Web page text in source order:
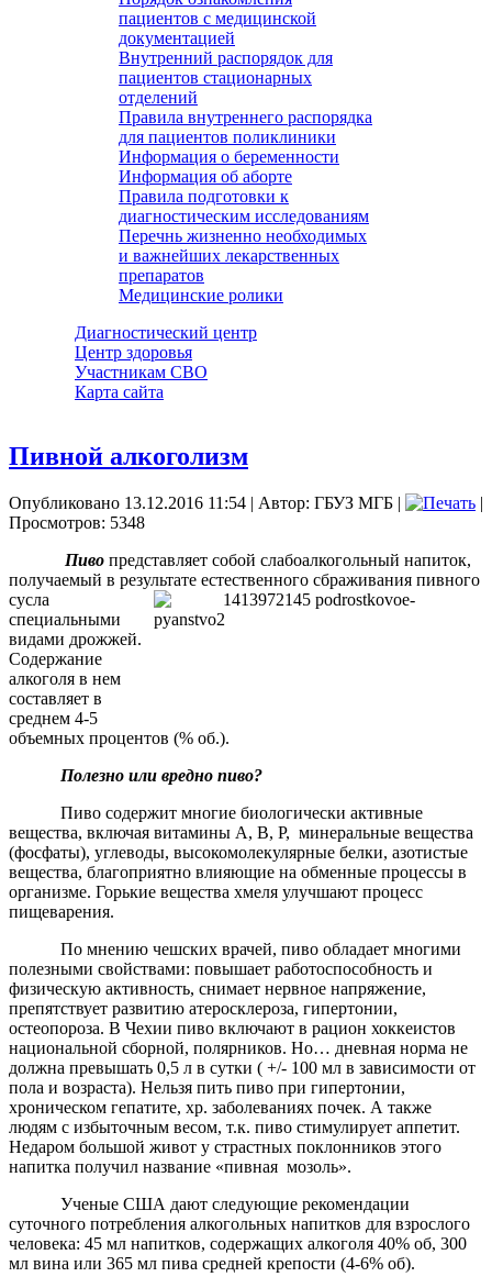
пациентов с медицинской
документацией
Внутренний распорядок для
пациентов стационарных
отделений
Правила внутреннего распорядка
для пациентов поликлиники
Информация о беременности
Информация об аборте
Правила подготовки к
диагностическим исследованиям
Перечнь жизненно необходимых
и важнейших лекарственных
препаратов
Медицинские ролики
Диагностический центр
Центр здоровья
Участникам СВО
Карта сайта
Пивной алкоголизм
Опубликовано 13.12.2016 11:54 | Автор: ГБУЗ МГБ |
|
Просмотров: 5348
Пиво представляет собой слабоалкогольный напиток,
получаемый в результате естественного сбраживания пивного
сусла
специальными
видами дрожжей.
Содержание
алкоголя в нем
составляет в
среднем 4-5
объемных процентов (% об.).
Полезно или вредно пиво?
Пиво содержит многие биологически активные
вещества, включая витамины А, В, Р, минеральные вещества
(фосфаты), углеводы, высокомолекулярные белки, азотистые
вещества, благоприятно влияющие на обменные процессы в
организме. Горькие вещества хмеля улучшают процесс
пищеварения.
По мнению чешских врачей, пиво обладает многими
полезными свойствами: повышает работоспособность и
физическую активность, снимает нервное напряжение,
препятствует развитию атеросклероза, гипертонии,
остеопороза. В Чехии пиво включают в рацион хоккеистов
национальной сборной, полярников. Но… дневная норма не
должна превышать 0,5 л в сутки ( +/- 100 мл в зависимости от
пола и возраста). Нельзя пить пиво при гипертонии,
хроническом гепатите, хр. заболеваниях почек. А также
людям с избыточным весом, т.к. пиво стимулирует аппетит.
Недаром большой живот у страстных поклонников этого
напитка получил название «пивная мозоль».
Ученые США дают следующие рекомендации
суточного потребления алкогольных напитков для взрослого
человека: 45 мл напитков, содержащих алкоголя 40% об, 300
мл вина или 365 мл пива средней крепости (4-6% об).